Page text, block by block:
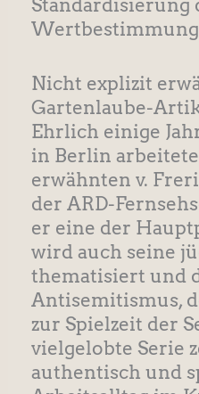
Standardisierung
Nicht explizit
Gartenlaube-
Ehrlich einige
in Berlin
erwähnten v.
der ARD-
er eine der
wird auch seine
thematisiert und
Antisemitismus,
zur Spielzeit der
vielgelobte Serie
authentisch und